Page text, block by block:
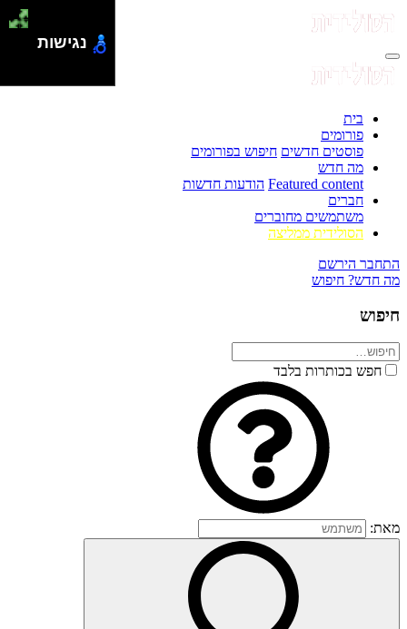
בית
פורומים
פוסטים חדשים חיפוש בפורומים
מה חדש
Featured content הודעות חדשות
חברים
משתמשים מחוברים
הסולידית ממליצה
התחבר הירשם
מה חדש? חיפוש
חיפוש
חפש בכותרות בלבד
מאת:
נגישות